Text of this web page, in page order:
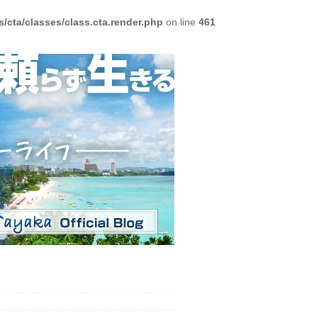
cta/classes/class.cta.render.php on line 461